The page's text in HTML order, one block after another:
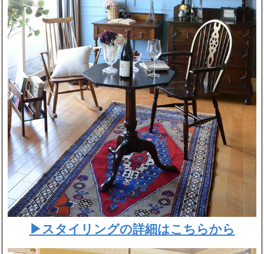
▶スタイリングの詳細はこちらから